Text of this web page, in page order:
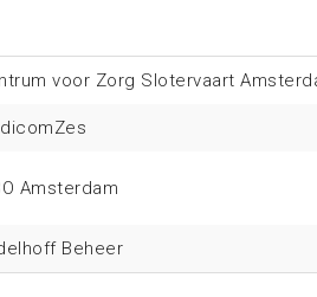
voor Zorg Slotervaart
Amsterdam
Beheer